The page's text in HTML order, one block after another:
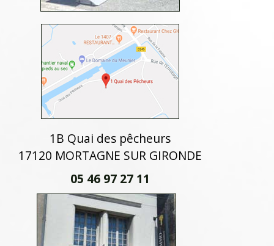
1B Quai des pêcheurs
17120 MORTAGNE SUR GIRONDE
05 46 97 27 11